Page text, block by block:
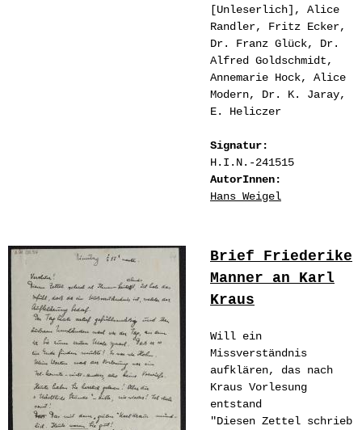
[Unleserlich], Alice
Randler, Fritz Ecker,
Dr. Franz Glück, Dr.
Alfred Goldschmidt,
Annemarie Hock, Alice
Modern, Dr. K. Jaray,
E. Heliczer
Signatur:
H.I.N.-241515
AutorInnen:
Hans Weigel
Brief Friederike
Manner an Karl
Kraus
Will ein
Missverständnis
aufklären, das nach
Kraus Vorlesung
entstand
"Diesen Zettel schrieb